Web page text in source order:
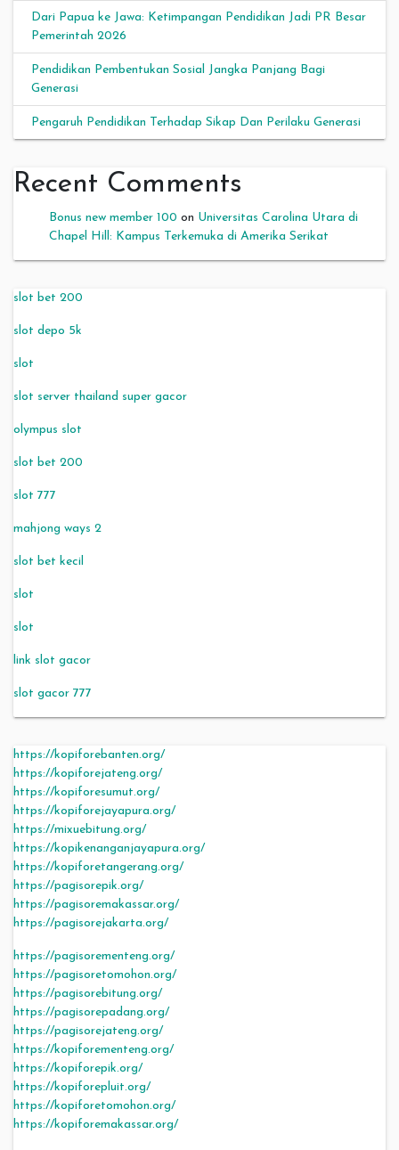
Dari Papua ke Jawa: Ketimpangan Pendidikan Jadi PR Besar
Pemerintah 2026
Pendidikan Pembentukan Sosial Jangka Panjang Bagi
Generasi
Pengaruh Pendidikan Terhadap Sikap Dan Perilaku Generasi
Recent Comments
Bonus new member 100 on Universitas Carolina Utara di
Chapel Hill: Kampus Terkemuka di Amerika Serikat
slot bet 200
slot depo 5k
slot
slot server thailand super gacor
olympus slot
slot bet 200
slot 777
mahjong ways 2
slot bet kecil
slot
slot
link slot gacor
slot gacor 777
https://kopiforebanten.org/
https://kopiforejateng.org/
https://kopiforesumut.org/
https://kopiforejayapura.org/
https://mixuebitung.org/
https://kopikenanganjayapura.org/
https://kopiforetangerang.org/
https://pagisorepik.org/
https://pagisoremakassar.org/
https://pagisorejakarta.org/
https://pagisorementeng.org/
https://pagisoretomohon.org/
https://pagisorebitung.org/
https://pagisorepadang.org/
https://pagisorejateng.org/
https://kopiforementeng.org/
https://kopiforepik.org/
https://kopiforepluit.org/
https://kopiforetomohon.org/
https://kopiforemakassar.org/